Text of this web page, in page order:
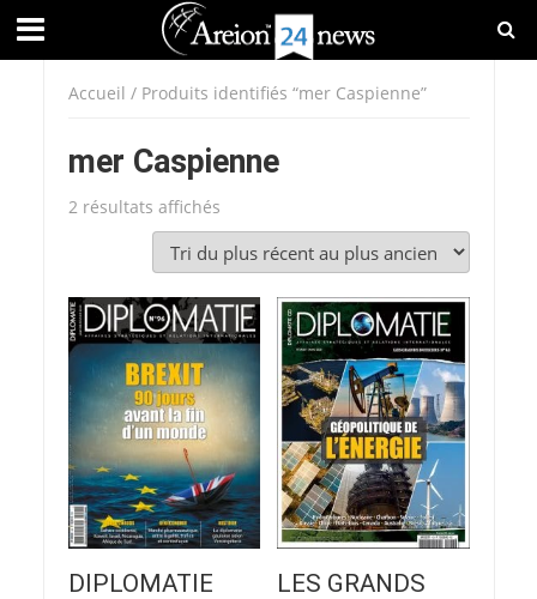
Accueil / Produits identifiés “mer Caspienne”
mer Caspienne
2 résultats affichésTrié
du
plus
récent
au
plus
ancien
DIPLOMATIE
LES GRANDS